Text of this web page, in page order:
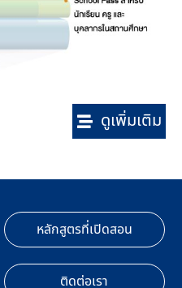
ดูเพิ่มเติม
หลักสูตรที่เปิดสอน
ติดต่อเรา